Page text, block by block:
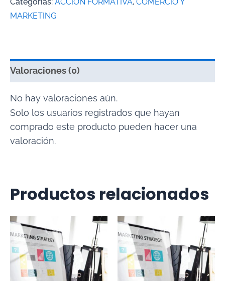
MARKETING
Valoraciones (0)
No hay valoraciones aún.
Solo los usuarios registrados que hayan
comprado este producto pueden hacer una
valoración.
Productos relacionados